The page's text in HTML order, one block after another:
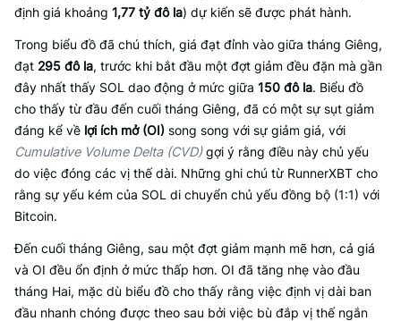
định giá khoảng 1,77 tỷ đô la) dự kiến sẽ được phát hành.
Trong biểu đồ đã chú thích, giá đạt đỉnh vào giữa tháng Giêng,
đạt 295 đô la, trước khi bắt đầu một đợt giảm đều đặn mà gần
đây nhất thấy SOL dao động ở mức giữa 150 đô la. Biểu đồ
cho thấy từ đầu đến cuối tháng Giêng, đã có một sự sụt giảm
đáng kể về lợi ích mở (OI) song song với sự giảm giá, với
Cumulative Volume Delta (CVD)gợi ý rằng điều này chủ yếu
do việc đóng các vị thế dài. Những ghi chú từ RunnerXBT cho
rằng sự yếu kém của SOL di chuyển chủ yếu đồng bộ (1:1) với
Bitcoin.
Đến cuối tháng Giêng, sau một đợt giảm mạnh mẽ hơn, cả giá
và OI đều ổn định ở mức thấp hơn. OI đã tăng nhẹ vào đầu
tháng Hai, mặc dù biểu đồ cho thấy rằng việc định vị dài ban
đầu nhanh chóng được theo sau bởi việc bù đắp vị thế ngắn